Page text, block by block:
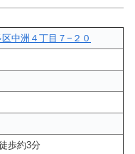
中洲４丁目７−２０
歩約3分